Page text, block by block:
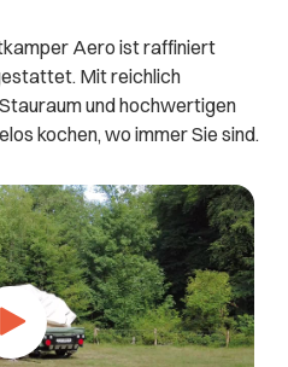
Aero ist raffiniert
Mit reichlich
und hochwertigen
kochen, wo immer Sie sind.